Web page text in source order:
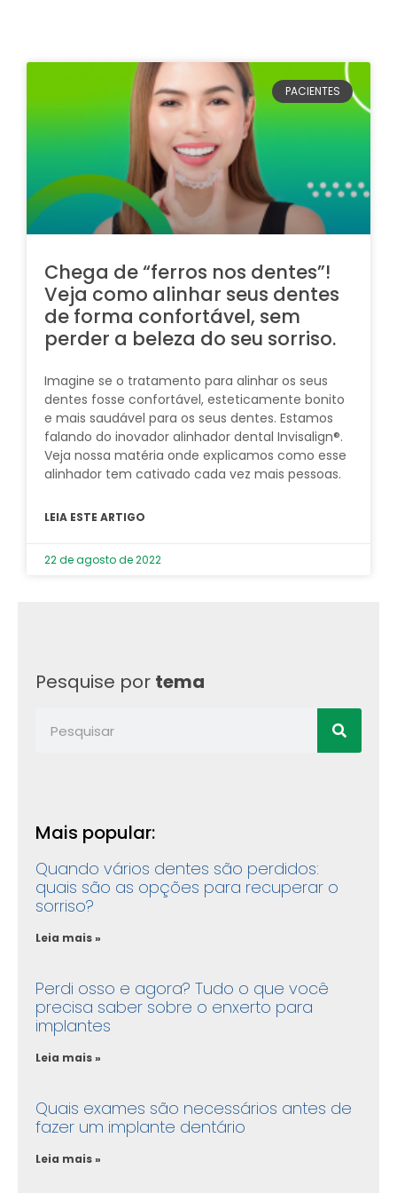
PACIENTES
Chega de “ferros nos dentes”! ​
Veja como alinhar seus dentes
de forma confortável, sem
perder a beleza do seu sorriso.​​
Imagine se o tratamento para alinhar os seus
dentes fosse confortável, esteticamente bonito
e mais saudável para os seus dentes.​ Estamos
falando do inovador alinhador dental Invisalign®.​
Veja nossa matéria onde explicamos como esse
alinhador tem cativado cada vez mais pessoas.
LEIA ESTE ARTIGO
22 de agosto de 2022
Pesquise por tema
Mais popular:
Quando vários dentes são perdidos:
quais são as opções para recuperar o
sorriso?
Leia mais »
Perdi osso e agora? Tudo o que você
precisa saber sobre o enxerto para
implantes
Leia mais »
Quais exames são necessários antes de
fazer um implante dentário
Leia mais »